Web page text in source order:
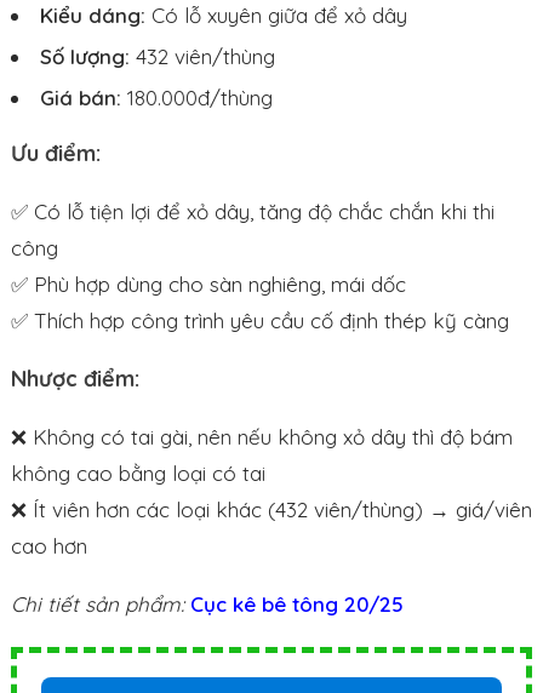
Kiểu dáng: Có lỗ xuyên giữa để xỏ dây
Số lượng: 432 viên/thùng
Giá bán: 180.000đ/thùng
Ưu điểm:
✅ Có lỗ tiện lợi để xỏ dây, tăng độ chắc chắn khi thi
công
✅ Phù hợp dùng cho sàn nghiêng, mái dốc
✅ Thích hợp công trình yêu cầu cố định thép kỹ càng
Nhược điểm:
❌ Không có tai gài, nên nếu không xỏ dây thì độ bám
không cao bằng loại có tai
❌ Ít viên hơn các loại khác (432 viên/thùng) → giá/viên
cao hơn
Chi tiết sản phẩm: Cục kê bê tông 20/25